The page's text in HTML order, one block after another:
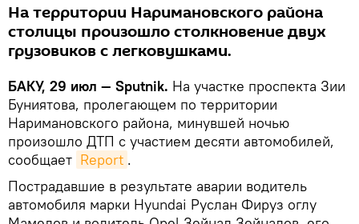
На территории Наримановского района
столицы произошло столкновение двух
грузовиков с легковушками.
БАКУ, 29 июл — Sputnik. На участке проспекта Зии
Буниятова, пролегающем по территории
Наримановского района, минувшей ночью
произошло ДТП с участием десяти автомобилей,
сообщает Report .
Пострадавшие в результате аварии водитель
автомобиля марки Hyundai Руслан Фируз оглу